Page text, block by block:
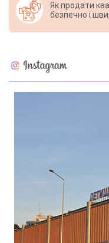
Як продати
безпечно і